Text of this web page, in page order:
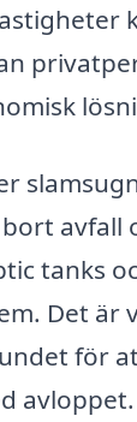
avfall
tanks
Det är
för